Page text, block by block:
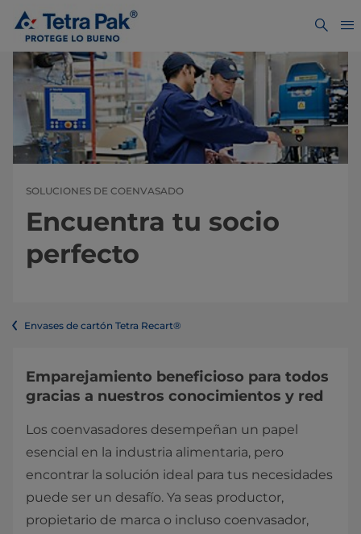
SOLUCIONES DE COENVASADO
Encuentra tu socio
perfecto
Envases de cartón Tetra Recart®
Emparejamiento beneficioso para todos
gracias a nuestros conocimientos y red
Los coenvasadores desempeñan un papel
esencial en la industria alimentaria, pero
encontrar la solución ideal para tus necesidades
puede ser un desafío. Ya seas productor,
propietario de marca o incluso coenvasador,